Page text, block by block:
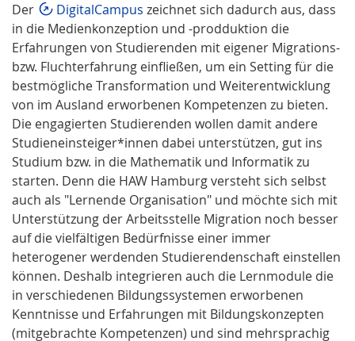
Der
DigitalCampus zeichnet sich dadurch aus, dass
in die Medienkonzeption und -prodduktion die
Erfahrungen von Studierenden mit eigener Migrations-
bzw. Fluchterfahrung einfließen, um ein Setting für die
bestmögliche Transformation und Weiterentwicklung
von im Ausland erworbenen Kompetenzen zu bieten.
Die engagierten Studierenden wollen damit andere
Studieneinsteiger*innen dabei unterstützen, gut ins
Studium bzw. in die Mathematik und Informatik zu
starten. Denn die HAW Hamburg versteht sich selbst
auch als "Lernende Organisation" und möchte sich mit
Unterstützung der Arbeitsstelle Migration noch besser
auf die vielfältigen Bedürfnisse einer immer
heterogener werdenden Studierendenschaft einstellen
können. Deshalb integrieren auch die Lernmodule die
in verschiedenen Bildungssystemen erworbenen
Kenntnisse und Erfahrungen mit Bildungskonzepten
(mitgebrachte Kompetenzen) und sind mehrsprachig